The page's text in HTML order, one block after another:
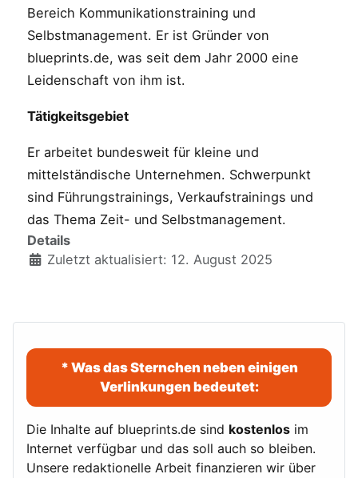
Bereich Kommunikationstraining und
Selbstmanagement. Er ist Gründer von
blueprints.de, was seit dem Jahr 2000 eine
Leidenschaft von ihm ist.
Tätigkeitsgebiet
Er arbeitet bundesweit für kleine und
mittelständische Unternehmen. Schwerpunkt
sind Führungstrainings, Verkaufstrainings und
das Thema Zeit- und Selbstmanagement.
Details
Zuletzt aktualisiert: 12. August 2025
* Was das Sternchen neben einigen
Verlinkungen bedeutet:
Die Inhalte auf blueprints.de sind kostenlos im
Internet verfügbar und das soll auch so bleiben.
Unsere redaktionelle Arbeit finanzieren wir über